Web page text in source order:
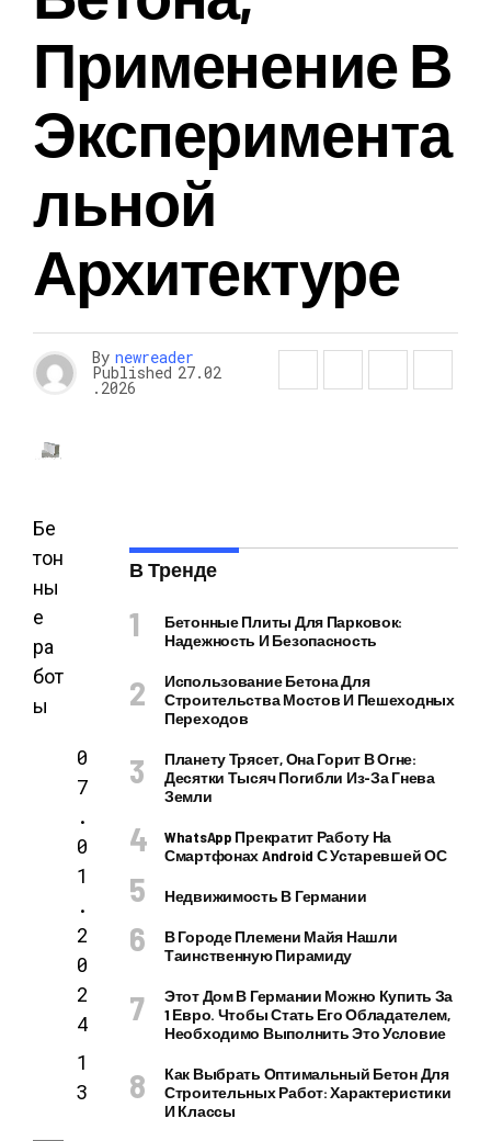
Применение В
Эксперимента
Льной
Архитектуре
By newreader
Published 27.02
.2026
Бе
тон
ны
е
ра
бот
ы
0
7
.
0
1
.
2
0
2
4
1
3
В Тренде
Бетонные Плиты Для Парковок:
Надежность И Безопасность
Использование Бетона Для
Строительства Мостов И Пешеходных
Переходов
Планету Трясет, Она Горит В Огне:
Десятки Тысяч Погибли Из-За Гнева
Земли
WhatsApp Прекратит Работу На
Смартфонах Android С Устаревшей ОС
Недвижимость В Германии
В Городе Племени Майя Нашли
Таинственную Пирамиду
Этот Дом В Германии Можно Купить За
1 Евро. Чтобы Стать Его Обладателем,
Необходимо Выполнить Это Условие
Как Выбрать Оптимальный Бетон Для
Строительных Работ: Характеристики
И Классы